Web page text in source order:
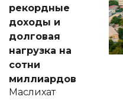
рекордные
доходы и
долговая
нагрузка на
сотни
миллиардов
Маслихат